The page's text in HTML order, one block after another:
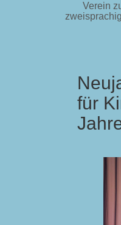
Verein
content
für